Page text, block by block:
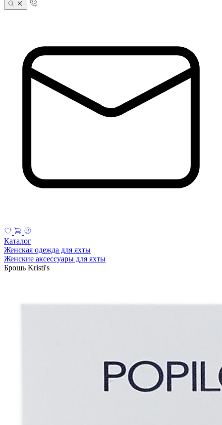
Каталог
Женская одежда для яхты
Женские аксессуары для яхты
Брошь Kristi's